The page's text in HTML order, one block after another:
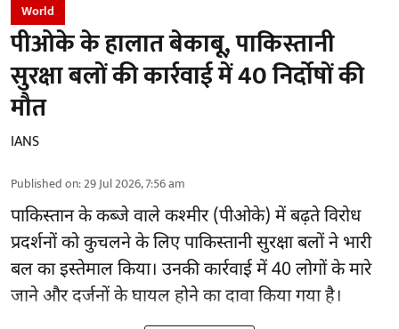
World
पीओके के हालात बेकाबू, पाकिस्तानी
सुरक्षा बलों की कार्रवाई में 40 निर्दोषों की
मौत
IANS
Published on:29 Jul 2026, 7:56 am
पाकिस्तान के कब्जे वाले कश्मीर (पीओके) में बढ़ते विरोध
प्रदर्शनों को कुचलने के लिए पाकिस्तानी सुरक्षा बलों ने भारी
बल का इस्तेमाल किया। उनकी कार्रवाई में 40 लोगों के मारे
जाने और दर्जनों के घायल होने का दावा किया गया है।